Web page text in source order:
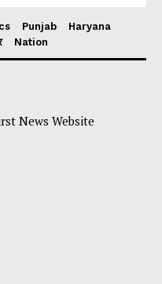
Punjab
Haryana
Nation
News Website